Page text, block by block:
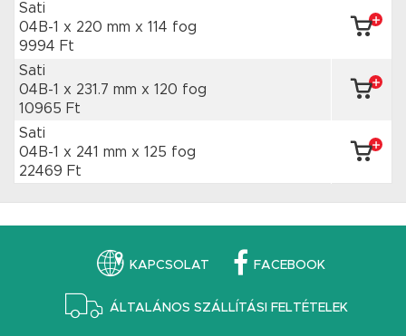
Sati
04B-1 x 220 mm x 114 fog
9994 Ft
Sati
04B-1 x 231.7 mm x 120 fog
10965 Ft
Sati
04B-1 x 241 mm x 125 fog
22469 Ft
KAPCSOLAT FACEBOOK
ÁLTALÁNOS SZÁLLÍTÁSI FELTÉTELEK